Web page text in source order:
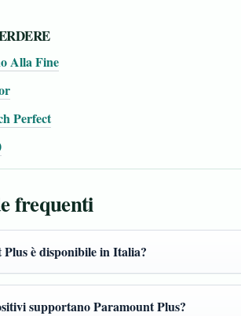
Alla Fine
Perfect
frequenti
è disponibile in Italia?
supportano Paramount Plus?